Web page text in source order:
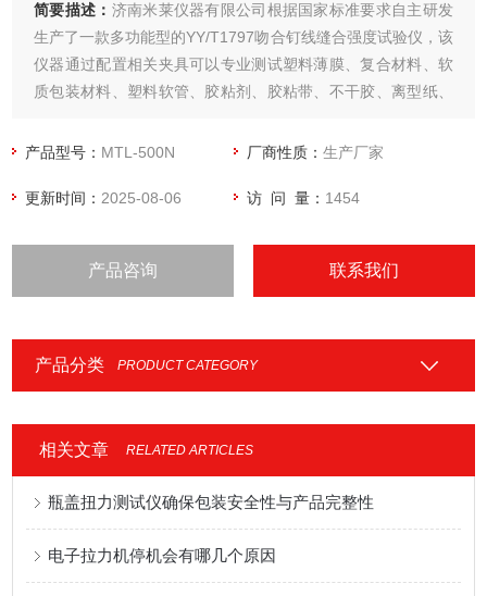
简要描述： 济南米莱仪器有限公司根据国家标准要求自主研发
生产了一款多功能型的YY/T1797吻合钉线缝合强度试验仪，该
仪器通过配置相关夹具可以专业测试塑料薄膜、复合材料、软
质包装材料、塑料软管、胶粘剂、胶粘带、不干胶、离型纸、
纸张纤维等产品的拉伸、剥离、变形、撕裂、热封、粘合、穿
产品型号： MTL-500N 厂商性质：生产厂家
更新时间： 2025-08-06 访 问 量： 1454
产品咨询 联系我们
产品分类 PRODUCT CATEGORY
相关文章 RELATED ARTICLES
瓶盖扭力测试仪确保包装安全性与产品完整性
电子拉力机停机会有哪几个原因